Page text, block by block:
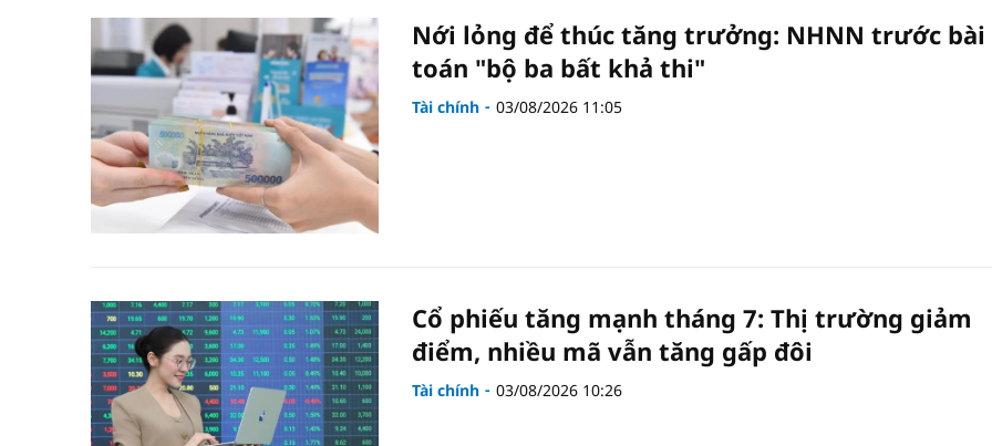
Nới lỏng để thúc tăng trưởng: NHNN trước bài
toán "bộ ba bất khả thi"
Tài chính 03/08/2026 11:05
Cổ phiếu tăng mạnh tháng 7: Thị trường giảm
điểm, nhiều mã vẫn tăng gấp đôi
Tài chính 03/08/2026 10:26